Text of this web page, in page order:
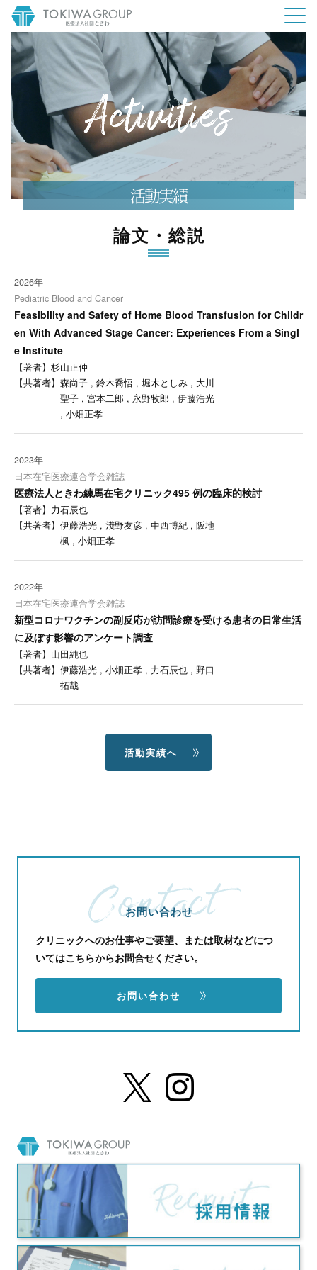
活動実績
論文・総説
2026年
Pediatric Blood and Cancer
Feasibility and Safety of Home Blood Transfusion for Childr
en With Advanced Stage Cancer: Experiences From a Singl
e Institute
【著者】 杉山正仲
【共著者】 森尚子 , 鈴木喬悟 , 堀木としみ , 大川
聖子 , 宮本二郎 , 永野牧郎 , 伊藤浩光
, 小畑正孝
2023年
日本在宅医療連合学会雑誌
医療法人ときわ練馬在宅クリニック495 例の臨床的検討
【著者】 力石辰也
【共著者】 伊藤浩光 , 淺野友彦 , 中西博紀 , 阪地
楓 , 小畑正孝
2022年
日本在宅医療連合学会雑誌
新型コロナワクチンの副反応が訪問診療を受ける患者の日常生活
に及ぼす影響のアンケート調査
【著者】 山田純也
【共著者】 伊藤浩光 , 小畑正孝 , 力石辰也 , 野口
拓哉
活動実績へ
お問い合わせ
クリニックへのお仕事やご要望、または取材などにつ
いてはこちらからお問合せください。
お問い合わせ